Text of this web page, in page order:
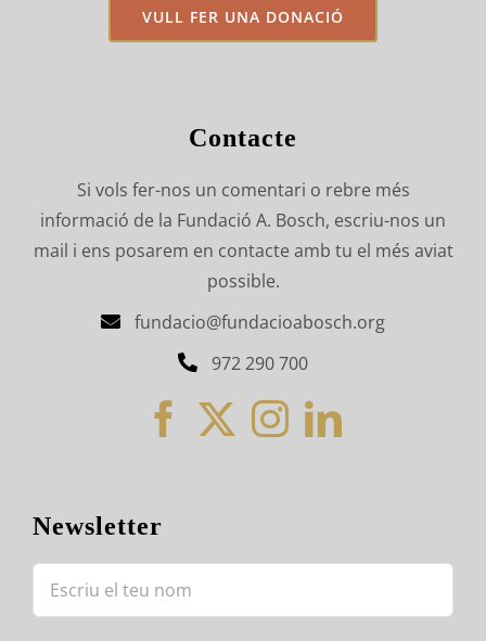
VULL FER UNA DONACIÓ
Contacte
Si vols fer-nos un comentari o rebre més
informació de la Fundació A. Bosch, escriu-nos un
mail i ens posarem en contacte amb tu el més aviat
possible.
fundacio@fundacioabosch.org
972 290 700
Newsletter